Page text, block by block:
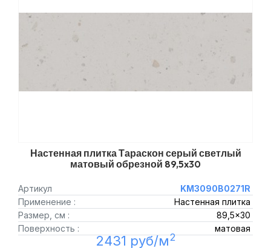
Настенная плитка Тараскон серый светлый
матовый обрезной 89,5x30
Артикул
KM3090B0271R
Применение :
Настенная плитка
Размер, см :
89,5x30
Поверхность :
матовая
2431 руб/м2